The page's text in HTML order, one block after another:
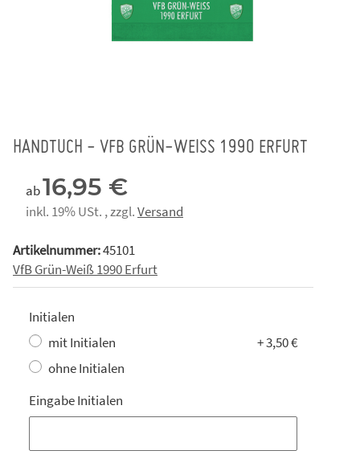
HANDTUCH - VFB GRÜN-WEISS 1990 ERFURT
ab16,95 €
inkl. 19% USt. , zzgl.Versand
Artikelnummer:45101
VfB Grün-Weiß 1990 Erfurt
Initialen
mit Initialen
+ 3,50 €
ohne Initialen
Eingabe Initialen